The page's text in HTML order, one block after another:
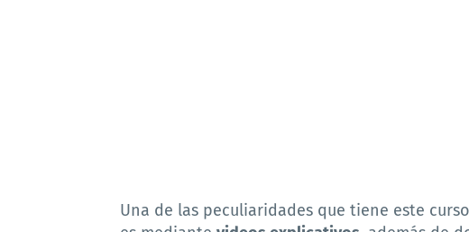
Una de las peculiaridades que tiene este